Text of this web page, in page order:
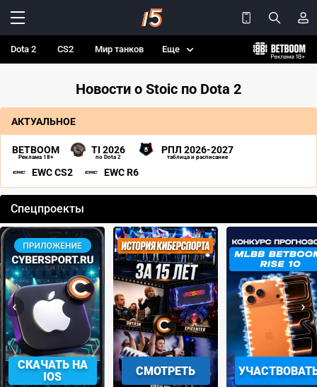
Dota 2 CS2 Мир танков Еще
Новости о Stoic по Dota 2
АКТУАЛЬНОЕ
BETBOOM
Реклама 18+
TI 2026
по Dota 2
РПЛ 2026-2027
таблица и расписание
EWC CS2 EWC R6
Спецпроекты
СКАЧАТЬ НА
IOS
СМОТРЕТЬ
‹ ›